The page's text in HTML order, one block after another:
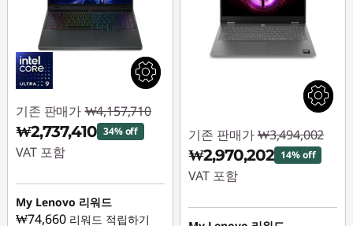
기존 판매가 ₩4,157,710
₩2,737,410 34% off
VAT 포함
즉시 할인: :-
₩1,420,300
My Lenovo 리워드
₩74,660 리워드 적립하기
기존 판매가 ₩3,494,002
₩2,970,202 14% off
VAT 포함
즉시 할인: :-